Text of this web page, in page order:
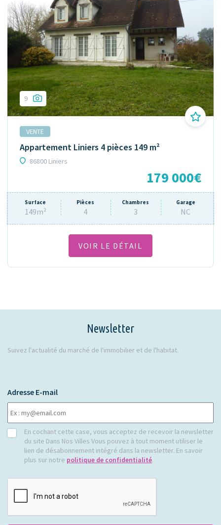
9
VENTE
Appartement Liniers 4 pièces 149 m²
86800 Liniers
179 000€
Surface
149m²
Pièces
4
Chambres
3
Garage
NC
VOIR LE DÉTAIL
Newsletter
Suivez l'actualité du marché de l'immobilier et de l'habitat.
Adresse E-mail
RGPDEn cochant cette case, vous acceptez de recevoir la newsletter
du site Dans Nos Villes Vous pouvez à tout moment utiliser le
lien de désabonnement intégré dans la newsletter. En savoir
plus sur notre politique de confidentialité.
CAPTCHA